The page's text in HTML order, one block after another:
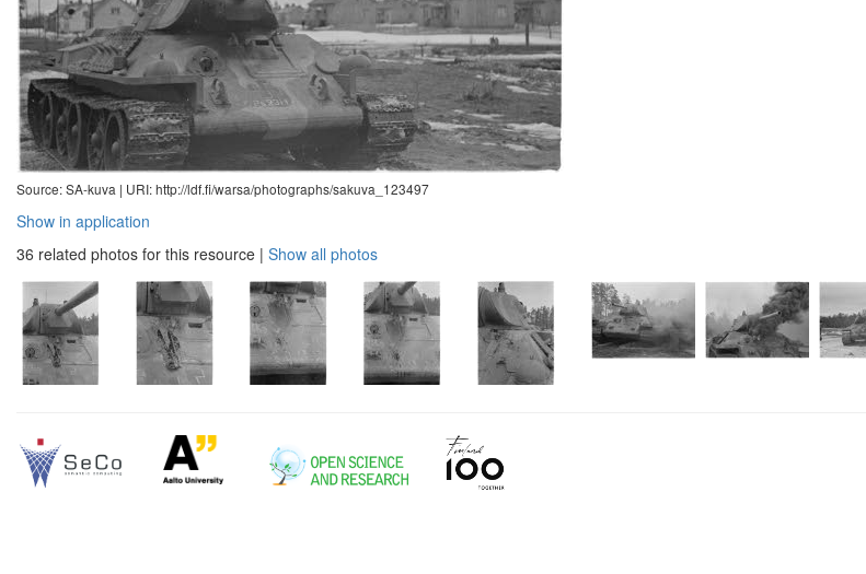
Source: SA-kuva | URI: http://ldf.fi/warsa/photographs/sakuva_123497
Show in application
36 related photos for this resource | Show all photos